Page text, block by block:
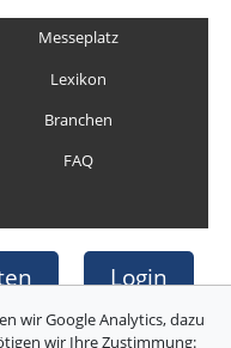
Messeplatz
Lexikon
Branchen
FAQ
Login
wir Google Analytics, dazu
wir Ihre Zustimmung: